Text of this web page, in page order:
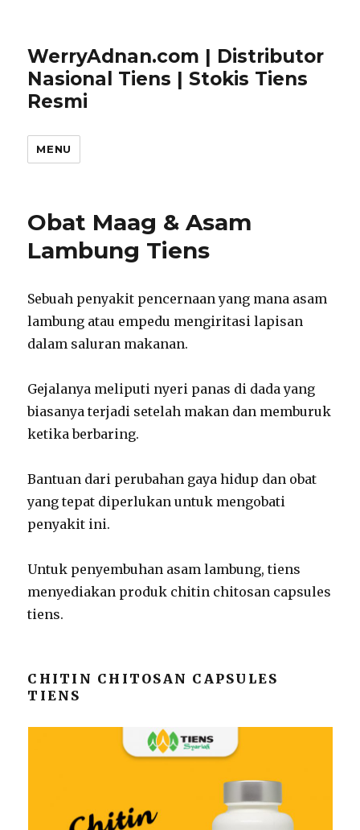
WerryAdnan.com | Distributor
Nasional Tiens | Stokis Tiens
Resmi
MENU
Obat Maag & Asam
Lambung Tiens
Sebuah penyakit pencernaan yang mana asam
lambung atau empedu mengiritasi lapisan
dalam saluran makanan.
Gejalanya meliputi nyeri panas di dada yang
biasanya terjadi setelah makan dan memburuk
ketika berbaring.
Bantuan dari perubahan gaya hidup dan obat
yang tepat diperlukan untuk mengobati
penyakit ini.
Untuk penyembuhan asam lambung, tiens
menyediakan produk chitin chitosan capsules
tiens.
CHITIN CHITOSAN CAPSULES
TIENS